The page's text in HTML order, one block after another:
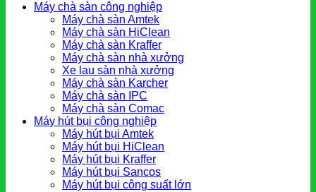
Máy chà sàn công nghiệp
Máy chà sàn Amtek
Máy chà sàn HiClean
Máy chà sàn Kraffer
Máy chà sàn nhà xưởng
Xe lau sàn nhà xưởng
Máy chà sàn Karcher
Máy chà sàn IPC
Máy chà sàn Comac
Máy hút bụi công nghiệp
Máy hút bụi Amtek
Máy hút bụi HiClean
Máy hút bụi Kraffer
Máy hút bụi Sancos
Máy hút bụi công suất lớn